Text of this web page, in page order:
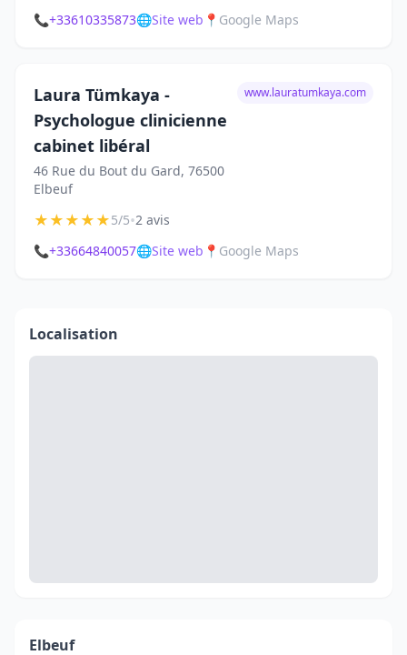
📞+33610335873🌐Site web 📍 Google Maps
Laura Tümkaya -
Psychologue clinicienne
cabinet libéral
46 Rue du Bout du Gard, 76500
Elbeuf
www.lauratumkaya.com
★★★★★5/5•2 avis
📞+33664840057🌐Site web 📍 Google Maps
Localisation
Elbeuf